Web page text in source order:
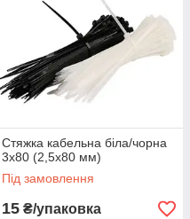
Стяжка кабельна біла/чорна
3х80 (2,5х80 мм)
Під замовлення
15 ₴/упаковка